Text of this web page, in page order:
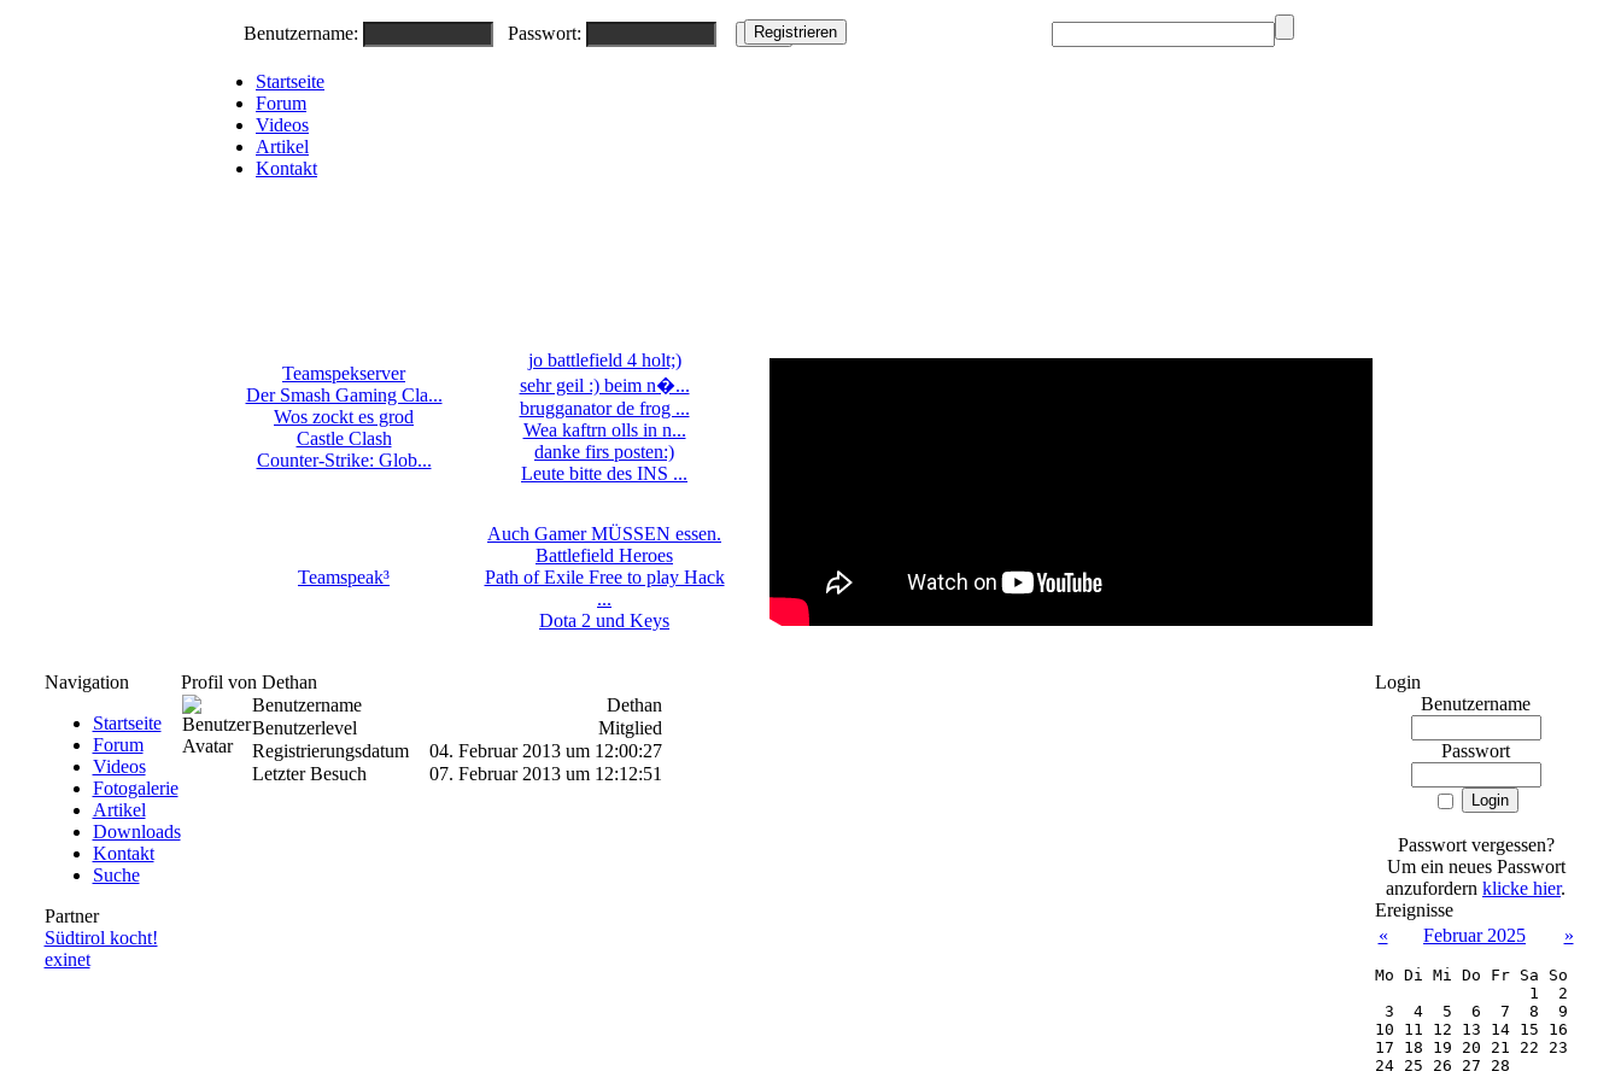
Benutzername: Passwort:
Startseite
Forum
Videos
Artikel
Kontakt
Teamspekserver
Der Smash Gaming Cla...
Wos zockt es grod
Castle Clash
Counter-Strike: Glob...
jo battlefield 4 holt;)
sehr geil :) beim n�...
brugganator de frog ...
Wea kaftrn olls in n...
danke firs posten:)
Leute bitte des INS ...
Teamspeak³
Auch Gamer MÜSSEN essen.
Battlefield Heroes
Path of Exile Free to play Hack
...
Dota 2 und Keys
Navigation
Startseite
Forum
Videos
Fotogalerie
Artikel
Downloads
Kontakt
Suche
Partner
Südtirol kocht!
exinet
Profil von Dethan
Benutzername
Dethan
Benutzerlevel
Mitglied
Registrierungsdatum
04. Februar 2013 um 12:00:27
Letzter Besuch
07. Februar 2013 um 12:12:51
Login
Benutzername
Passwort
Passwort vergessen?
Um ein neues Passwort
anzufordern klicke hier.
Ereignisse
«
Februar 2025 »
Mo Di Mi Do Fr Sa
So
1
2
3
4 5 6 7 8
9
10
11 12 13 14 15
16
17
18 19 20 21 22
23
24
25 26 27 28